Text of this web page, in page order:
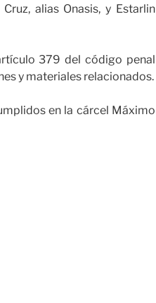
alias Onasis, y Estarlin
379 del código penal
y materiales relacionados.
en la cárcel Máximo